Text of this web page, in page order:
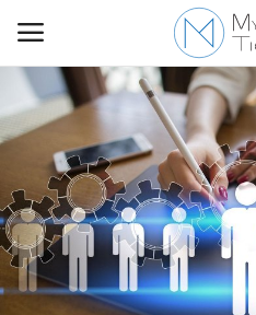
Contact Us
Politique
Business